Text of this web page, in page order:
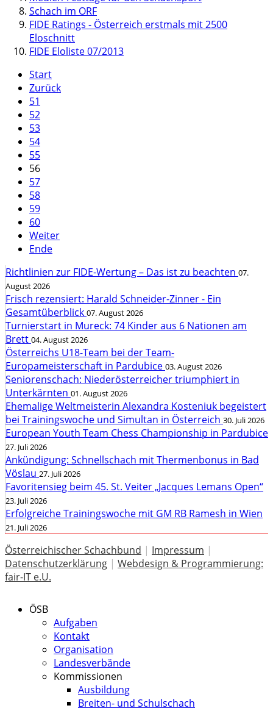
Schach im ORF
FIDE Ratings - Österreich erstmals mit 2500
Eloschnitt
FIDE Eloliste 07/2013
Start
Zurück
51
52
53
54
55
56
57
58
59
60
Weiter
Ende
Richtlinien zur FIDE-Wertung – Das ist zu beachten 07.
August 2026
Frisch rezensiert: Harald Schneider-Zinner - Ein
Gesamtüberblick 07. August 2026
Turnierstart in Mureck: 74 Kinder aus 6 Nationen am
Brett 04. August 2026
Österreichs U18-Team bei der Team-
Europameisterschaft in Pardubice 03. August 2026
Seniorenschach: Niederösterreicher triumphiert in
Unterkärnten 01. August 2026
Ehemalige Weltmeisterin Alexandra Kosteniuk begeistert
bei Trainingswoche und Simultan in Österreich 30. Juli 2026
European Youth Team Chess Championship in Pardubice
27. Juli 2026
Ankündigung: Schnellschach mit Thermenbonus in Bad
Vöslau 27. Juli 2026
Favoritensieg beim 45. St. Veiter „Jacques Lemans Open“
23. Juli 2026
Erfolgreiche Trainingswoche mit GM RB Ramesh in Wien
21. Juli 2026
Österreichischer Schachbund | Impressum |
Datenschutzerklärung | Webdesign & Programmierung:
fair-IT e.U.
ÖSB
Aufgaben
Kontakt
Organisation
Landesverbände
Kommissionen
Ausbildung
Breiten- und Schulschach